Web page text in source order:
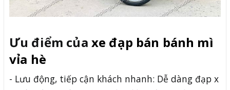
Ưu điểm của xe đạp bán bánh mì
vỉa hè
- Lưu động, tiếp cận khách nhanh: Dễ dàng đạp x